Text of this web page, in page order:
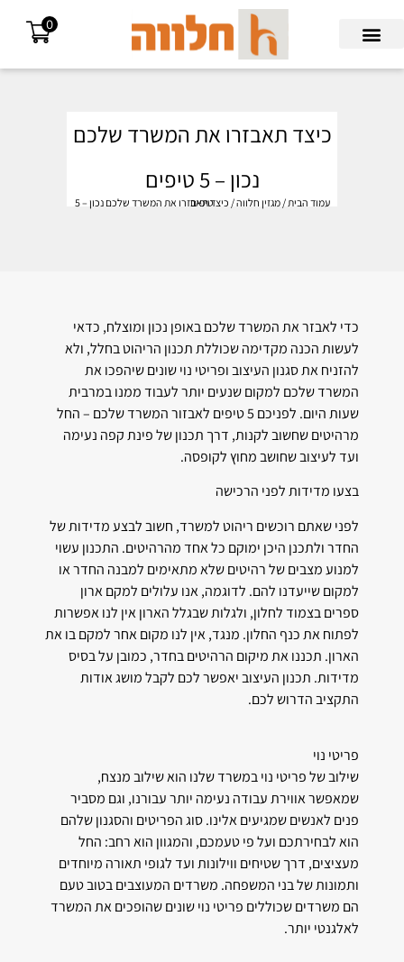
0
כיצד תאבזרו את המשרד שלכם
נכון – 5 טיפים
עמוד הבית /מגזין חלווה / כיצד תאבזרו את המשרד שלכם נכון – 5 טיפים
כדי לאבזר את המשרד שלכם באופן נכון ומוצלח, כדאי
לעשות הכנה מקדימה שכוללת תכנון הריהוט בחלל, ולא
להזניח את סגנון העיצוב ופריטי נוי שונים שיהפכו את
המשרד שלכם למקום שנעים יותר לעבוד ממנו במרבית
שעות היום. לפניכם 5 טיפים לאבזור המשרד שלכם – החל
מרהיטים שחשוב לקנות, דרך תכנון של פינת קפה נעימה
ועד לעיצוב שחושב מחוץ לקופסה.
בצעו מדידות לפני הרכישה
לפני שאתם רוכשים ריהוט למשרד, חשוב לבצע מדידות של
החדר ולתכנן היכן ימוקם כל אחד מהרהיטים. התכנון עשוי
למנוע מצבים של רהיטים שלא מתאימים למבנה החדר או
למקום שייעדנו להם. לדוגמה, אנו עלולים למקם ארון
ספרים בצמוד לחלון, ולגלות שבגלל הארון אין לנו אפשרות
לפתוח את כנף החלון. מנגד, אין לנו מקום אחר למקם בו את
הארון. תכננו את מיקום הרהיטים בחדר, כמובן על בסיס
מדידות. תכנון העיצוב יאפשר לכם לקבל מושג אודות
התקציב הדרוש לכם.
פריטי נוי
שילוב של פריטי נוי במשרד שלנו הוא שילוב מנצח,
שמאפשר אווירת עבודה נעימה יותר עבורנו, וגם מסביר
פנים לאנשים שמגיעים אלינו. סוג הפריטים והסגנון שלהם
הוא לבחירתכם ועל פי טעמכם, והמגוון הוא רחב: החל
מעציצים, דרך שטיחים ווילונות ועד לגופי תאורה מיוחדים
ותמונות של בני המשפחה. משרדים המעוצבים בטוב טעם
הם משרדים שכוללים פריטי נוי שונים שהופכים את המשרד
לאלגנטי יותר.